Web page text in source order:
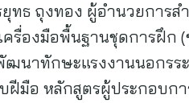
ทธ ถุงทอง ผู้อำนวยการ
ครื่องมือพื้นฐานชุดการฝึก
นาทักษะแรงงานนอกรร
มือ หลักสูตรผู้ประกอบก